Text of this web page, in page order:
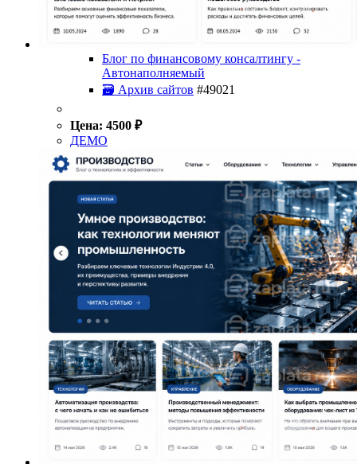
Блог по финансовому консалтингу -
Автонаполняемый
🗃 Архив сайтов #49021
Цена: 4500 ₽
ДЕМО